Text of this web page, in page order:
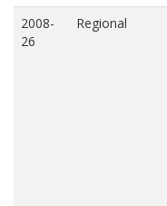
2008-
26
Regional